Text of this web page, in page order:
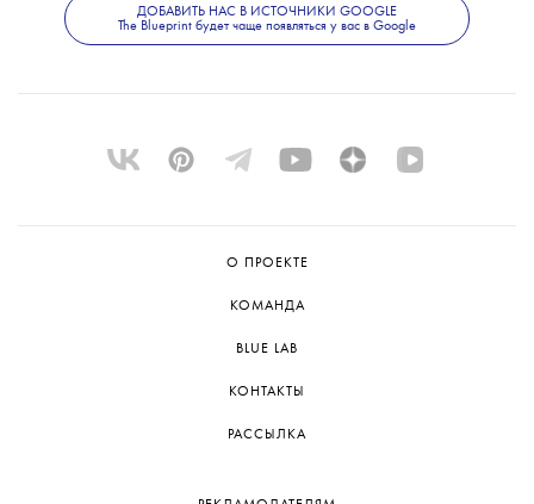
знакомства с ним — Екатеринбург; об этом
мы рассказывализдесь.
ДОБАВИТЬ НАС В ИСТОЧНИКИ GOOGLE
The Blueprint будет чаще появляться у вас в Google
О ПРОЕКТЕ
КОМАНДА
BLUE LAB
КОНТАКТЫ
РАССЫЛКА